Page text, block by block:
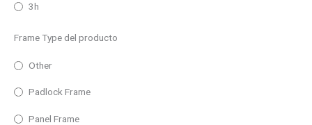
3h
Frame Type del producto
Other
Padlock Frame
Panel Frame